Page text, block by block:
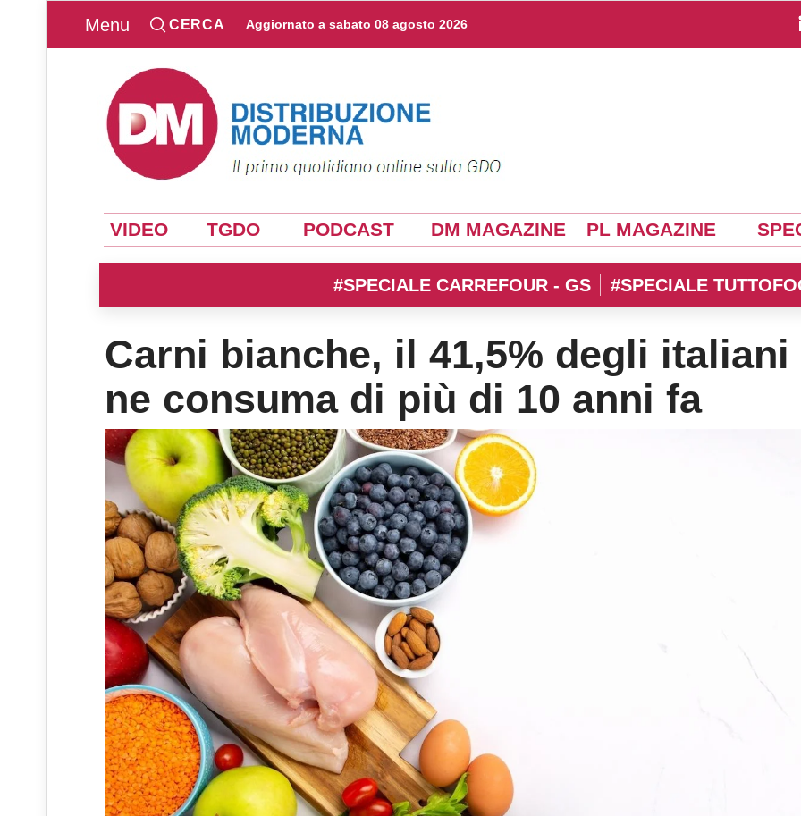
Menu CERCA Aggiornato a sabato 08 agosto 2026
VIDEO TGDO PODCAST DM MAGAZINE PL MAGAZINE
#SPECIALE CARREFOUR - GS #SPECIALE
Carni bianche, il 41,5% degli italiani
ne consuma di più di 10 anni fa